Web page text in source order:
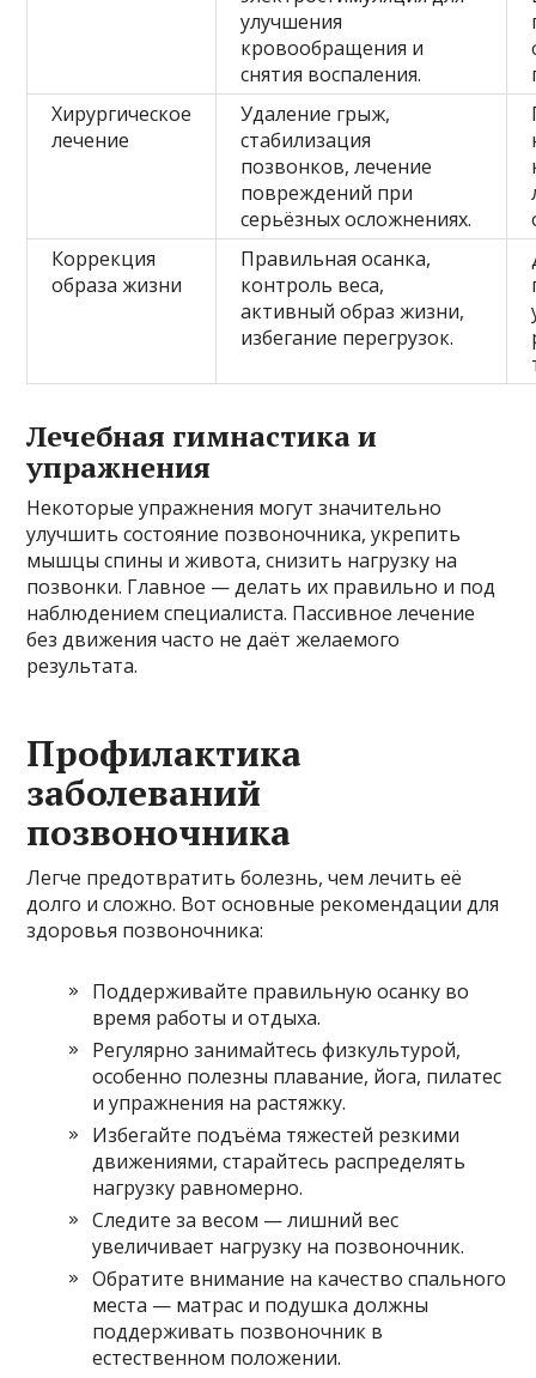
улучшения
кровообращения и
снятия воспаления.
Хирургическое
лечение
Удаление грыж,
стабилизация
позвонков, лечение
повреждений при
серьёзных осложнениях.
Коррекция
образа жизни
Правильная осанка,
контроль веса,
активный образ жизни,
избегание перегрузок.
Лечебная гимнастика и
упражнения
Некоторые упражнения могут значительно
улучшить состояние позвоночника, укрепить
мышцы спины и живота, снизить нагрузку на
позвонки. Главное — делать их правильно и под
наблюдением специалиста. Пассивное лечение
без движения часто не даёт желаемого
результата.
Профилактика
заболеваний
позвоночника
Легче предотвратить болезнь, чем лечить её
долго и сложно. Вот основные рекомендации для
здоровья позвоночника:
Поддерживайте правильную осанку во
время работы и отдыха.
Регулярно занимайтесь физкультурой,
особенно полезны плавание, йога, пилатес
и упражнения на растяжку.
Избегайте подъёма тяжестей резкими
движениями, старайтесь распределять
нагрузку равномерно.
Следите за весом — лишний вес
увеличивает нагрузку на позвоночник.
Обратите внимание на качество спального
места — матрас и подушка должны
поддерживать позвоночник в
естественном положении.